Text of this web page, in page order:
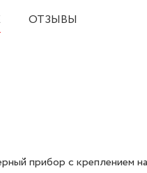
ОТЗЫВЫ
прибор с креплением